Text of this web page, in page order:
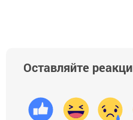
Оставляйте